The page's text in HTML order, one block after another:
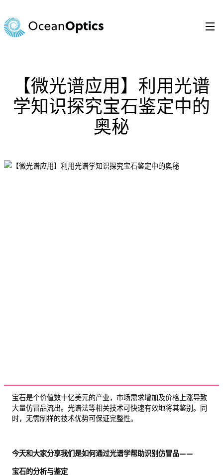
至
内
【微光谱应用】利用光谱
学知识探究宝石鉴定中的
奥秘
宝石是个价值数十亿美元的产业，市场需求增加及价格上涨导致
大量仿冒品流出。光谱法等相关技术可快速有效地将其鉴别。同
时，无需制样的技术优势可保证完整性。
今天和大家分享我们是如何通过光谱学帮助识别仿冒品——
宝石的分析与鉴定